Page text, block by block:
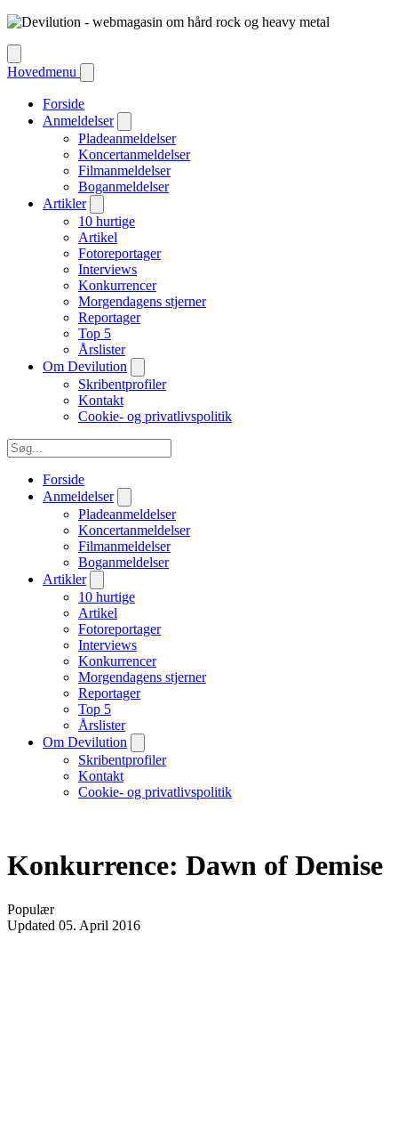
Hovedmenu
Forside
Anmeldelser
Pladeanmeldelser
Koncertanmeldelser
Filmanmeldelser
Boganmeldelser
Artikler
10 hurtige
Artikel
Fotoreportager
Interviews
Konkurrencer
Morgendagens stjerner
Reportager
Top 5
Årslister
Om Devilution
Skribentprofiler
Kontakt
Cookie- og privatlivspolitik
Forside
Anmeldelser
Pladeanmeldelser
Koncertanmeldelser
Filmanmeldelser
Boganmeldelser
Artikler
10 hurtige
Artikel
Fotoreportager
Interviews
Konkurrencer
Morgendagens stjerner
Reportager
Top 5
Årslister
Om Devilution
Skribentprofiler
Kontakt
Cookie- og privatlivspolitik
Konkurrence: Dawn of Demise
Populær
Updated 05. April 2016